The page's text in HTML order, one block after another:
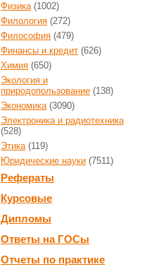
Физика(1002)
Филология (272)
Философия (479)
Финансы и кредит (626)
Химия (650)
Экология и
природопользование (138)
Экономика(3090)
Электроника и радиотехника
(528)
Этика(119)
Юридические науки (7511)
Рефераты
Курсовые
Дипломы
Ответы на ГОСы
Отчеты по практике